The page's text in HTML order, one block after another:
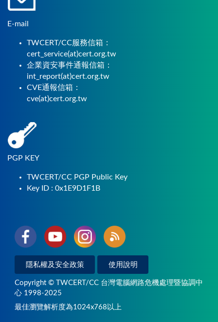
E-mail
TWCERT/CC服務信箱：
cert_service(at)cert.org.tw
企業資安事件通報信箱：
int_report(at)cert.org.tw
CVE通報信箱：
cve(at)cert.org.tw
PGP KEY
TWCERT/CC PGP Public Key
Key ID : 0x1E9D1F1B
隱私權及安全政策 使用說明
Copyright © TWCERT/CC 台灣電腦網路危機處理暨協調中
心 1998-2025
最佳瀏覽解析度為1024x768以上